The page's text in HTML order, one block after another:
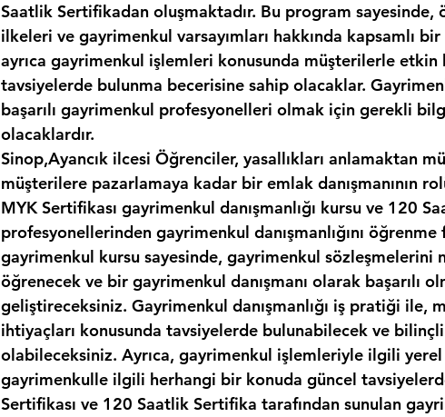
Saatlik Sertifikadan oluşmaktadır. Bu program sayesinde,
ilkeleri ve gayrimenkul varsayımları hakkında kapsamlı
ayrıca gayrimenkul işlemleri konusunda müşterilerle
tavsiyelerde bulunma becerisine sahip olacaklar.
başarılı gayrimenkul profesyonelleri olmak için gerekli
olacaklardır.
Sinop,Ayancık ilcesi Öğrenciler, yasallıkları anlamaktan
müşterilere pazarlamaya kadar bir emlak danışmanının
MYK Sertifikası gayrimenkul danışmanlığı kursu ve 120
profesyonellerinden gayrimenkul danışmanlığını öğrenme
gayrimenkul kursu sayesinde, gayrimenkul sözleşmelerini
öğrenecek ve bir gayrimenkul danışmanı olarak başarılı
geliştireceksiniz. Gayrimenkul danışmanlığı iş pratiği ile,
ihtiyaçları konusunda tavsiyelerde bulunabilecek ve bilinçli
olabileceksiniz. Ayrıca, gayrimenkul işlemleriyle ilgili
gayrimenkulle ilgili herhangi bir konuda güncel
Sertifikası ve 120 Saatlik Sertifika tarafından sunulan